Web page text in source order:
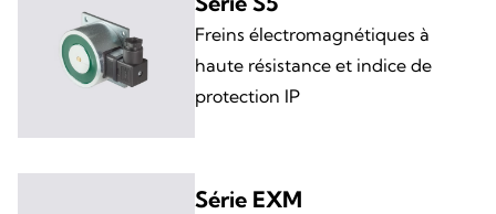
Freins électromagnétiques à
haute résistance et indice de
protection IP
Série EXM